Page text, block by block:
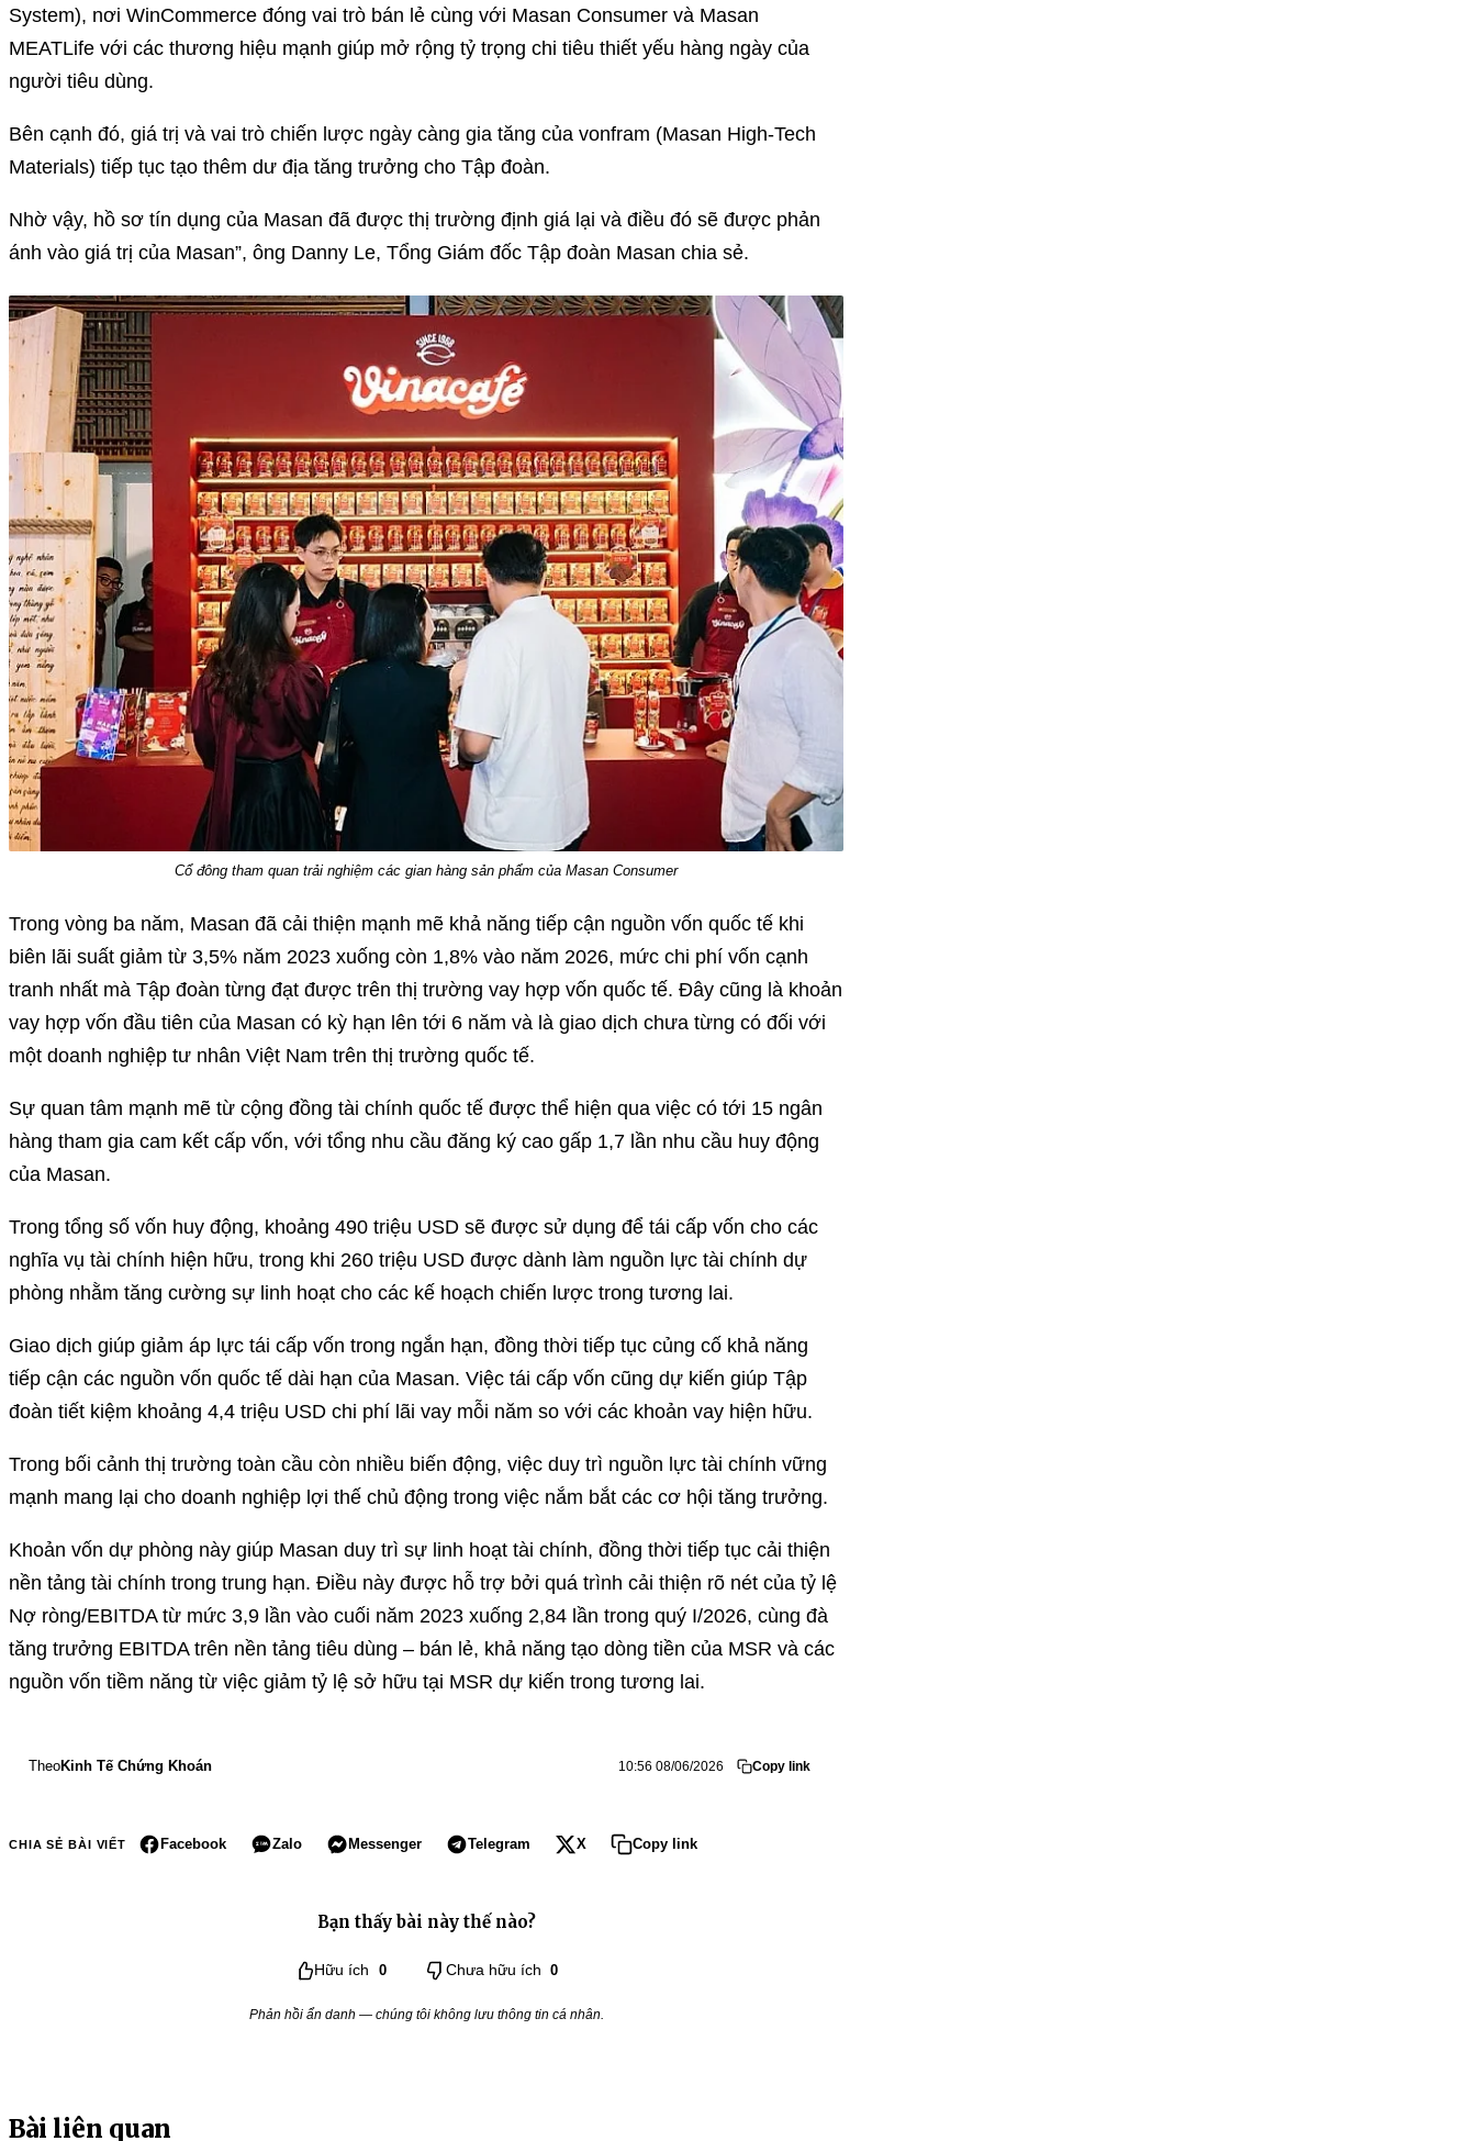
System), nơi WinCommerce đóng vai trò bán lẻ cùng với Masan Consumer và Masan
MEATLife với các thương hiệu mạnh giúp mở rộng tỷ trọng chi tiêu thiết yếu hàng ngày của
người tiêu dùng.
Bên cạnh đó, giá trị và vai trò chiến lược ngày càng gia tăng của vonfram (Masan High-Tech
Materials) tiếp tục tạo thêm dư địa tăng trưởng cho Tập đoàn.
Nhờ vậy, hồ sơ tín dụng của Masan đã được thị trường định giá lại và điều đó sẽ được phản
ánh vào giá trị của Masan”, ông Danny Le, Tổng Giám đốc Tập đoàn Masan chia sẻ.
Cổ đông tham quan trải nghiệm các gian hàng sản phẩm của Masan Consumer
Trong vòng ba năm, Masan đã cải thiện mạnh mẽ khả năng tiếp cận nguồn vốn quốc tế khi
biên lãi suất giảm từ 3,5% năm 2023 xuống còn 1,8% vào năm 2026, mức chi phí vốn cạnh
tranh nhất mà Tập đoàn từng đạt được trên thị trường vay hợp vốn quốc tế. Đây cũng là khoản
vay hợp vốn đầu tiên của Masan có kỳ hạn lên tới 6 năm và là giao dịch chưa từng có đối với
một doanh nghiệp tư nhân Việt Nam trên thị trường quốc tế.
Sự quan tâm mạnh mẽ từ cộng đồng tài chính quốc tế được thể hiện qua việc có tới 15 ngân
hàng tham gia cam kết cấp vốn, với tổng nhu cầu đăng ký cao gấp 1,7 lần nhu cầu huy động
của Masan.
Trong tổng số vốn huy động, khoảng 490 triệu USD sẽ được sử dụng để tái cấp vốn cho các
nghĩa vụ tài chính hiện hữu, trong khi 260 triệu USD được dành làm nguồn lực tài chính dự
phòng nhằm tăng cường sự linh hoạt cho các kế hoạch chiến lược trong tương lai.
Giao dịch giúp giảm áp lực tái cấp vốn trong ngắn hạn, đồng thời tiếp tục củng cố khả năng
tiếp cận các nguồn vốn quốc tế dài hạn của Masan. Việc tái cấp vốn cũng dự kiến giúp Tập
đoàn tiết kiệm khoảng 4,4 triệu USD chi phí lãi vay mỗi năm so với các khoản vay hiện hữu.
Trong bối cảnh thị trường toàn cầu còn nhiều biến động, việc duy trì nguồn lực tài chính vững
mạnh mang lại cho doanh nghiệp lợi thế chủ động trong việc nắm bắt các cơ hội tăng trưởng.
Khoản vốn dự phòng này giúp Masan duy trì sự linh hoạt tài chính, đồng thời tiếp tục cải thiện
nền tảng tài chính trong trung hạn. Điều này được hỗ trợ bởi quá trình cải thiện rõ nét của tỷ lệ
Nợ ròng/EBITDA từ mức 3,9 lần vào cuối năm 2023 xuống 2,84 lần trong quý I/2026, cùng đà
tăng trưởng EBITDA trên nền tảng tiêu dùng – bán lẻ, khả năng tạo dòng tiền của MSR và các
nguồn vốn tiềm năng từ việc giảm tỷ lệ sở hữu tại MSR dự kiến trong tương lai.
TheoKinh Tế Chứng Khoán 10:56 08/06/2026 Copy link
CHIA SẺ BÀI VIẾT Facebook Zalo Messenger Telegram X Copy link
Bạn thấy bài này thế nào?
Hữu ích 0 Chưa hữu ích 0
Phản hồi ẩn danh — chúng tôi không lưu thông tin cá nhân.
Bài liên quan